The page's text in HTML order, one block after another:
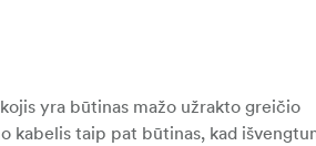
yra būtinas mažo užrakto greičio
kabelis taip pat būtinas, kad